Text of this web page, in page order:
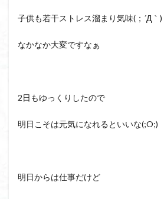
子供も若干ストレス溜まり気味(；´Д｀)
なかなか大変ですなぁ
2日もゆっくりしたので
明日こそは元気になれるといいな(;O;)
明日からは仕事だけど